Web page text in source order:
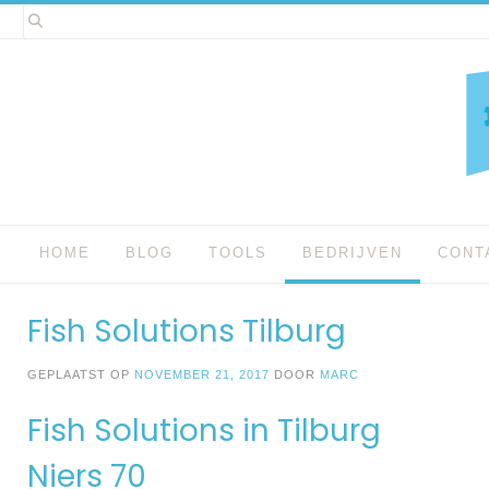
Spring
naar
HOME BLOG TOOLS BEDRIJVEN
Fish Solutions Tilburg
GEPLAATST OP NOVEMBER 21, 2017 DOOR MARC
Fish Solutions in Tilburg
Niers 70